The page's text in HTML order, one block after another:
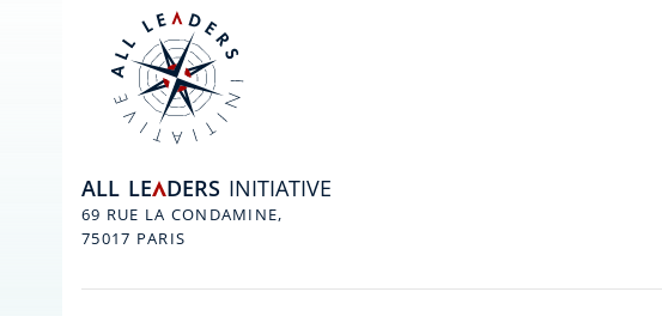
ALL LEADERS INITIATIVE
69 RUE LA CONDAMINE,
75017 PARIS